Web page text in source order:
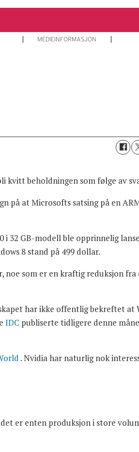
MEDIEINFORMASJON
kvitt beholdningen som følge av
på at Microsofts satsing på en
i 32 GB-modell ble opprinnelig
8 stand på 499 dollar.
noe som er en kraftig reduksjon fra
har ikke offentlig bekreftet at
IDC publiserte tidligere denne
. Nvidia har naturlig nok
er enten produksjon i store